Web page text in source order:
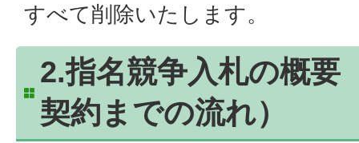
すべて削除いたします。
2.指名競争入札の概要
契約までの流れ）